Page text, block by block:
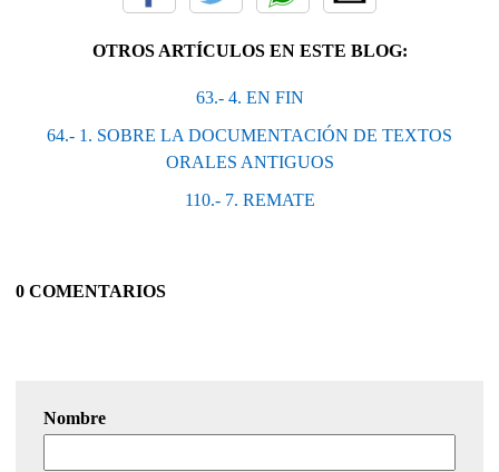
OTROS ARTÍCULOS EN ESTE BLOG:
63.- 4. EΝ FΙΝ
64.- 1. SOBRE LA DOCUMENTACIÓN DE TEXTOS
ORALES ANTIGUOS
110.- 7. REΜΑΤΕ
0 COMENTARIOS
Nombre